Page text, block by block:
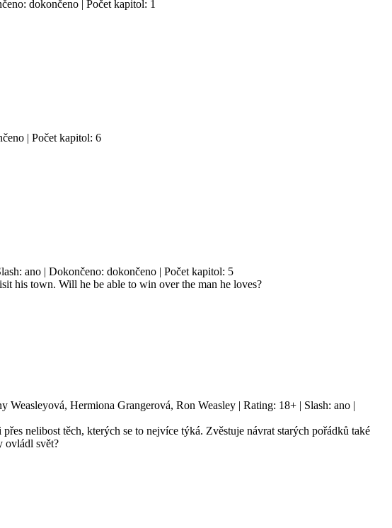
dokončeno | Počet kapitol: 1
| Počet kapitol: 6
ano | Dokončeno: dokončeno | Počet kapitol: 5
his town. Will he be able to win over the man he loves?
Hermiona Grangerová, Ron Weasley | Rating: 18+ | Slash: ano |
nelibost těch, kterých se to nejvíce týká. Zvěstuje návrat starých pořádků také
ovládl svět?